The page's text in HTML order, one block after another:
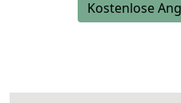
Kostenlose